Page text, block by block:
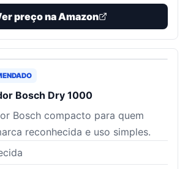
preço na Amazon
Bosch Dry 1000
Bosch compacto para quem
reconhecida e uso simples.